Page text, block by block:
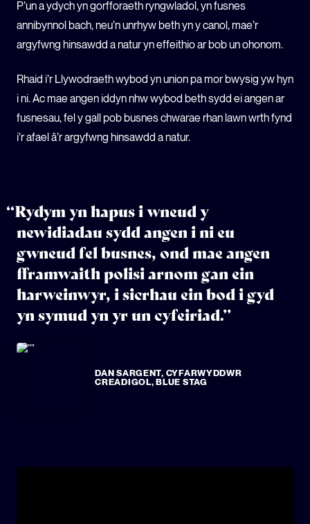
P’un a ydych yn gorfforaeth ryngwladol, yn fusnes
annibynnol bach, neu’n unrhyw beth yn y canol, mae’r
argyfwng hinsawdd a natur yn effeithio ar bob un ohonom.
Rhaid i’r Llywodraeth wybod yn union pa mor bwysig yw hyn
i ni. Ac mae angen iddyn nhw wybod beth sydd ei angen ar
fusnesau, fel y gall pob busnes chwarae rhan lawn wrth fynd
i’r afael â’r argyfwng hinsawdd a natur.
“Rydym yn hapus i wneud y
newidiadau sydd angen i ni eu
gwneud fel busnes, ond mae angen
fframwaith polisi arnom gan ein
harweinwyr, i sicrhau ein bod i gyd
yn symud yn yr un cyfeiriad.”
DAN SARGENT, CYFARWYDDWR
CREADIGOL, BLUE STAG